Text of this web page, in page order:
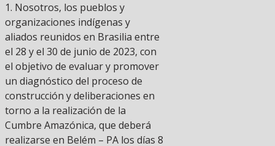
1. Nosotros, los pueblos y
organizaciones indígenas y
aliados reunidos en Brasilia entre
el 28 y el 30 de junio de 2023, con
el objetivo de evaluar y promover
un diagnóstico del proceso de
construcción y deliberaciones en
torno a la realización de la
Cumbre Amazónica, que deberá
realizarse en Belém – PA los días 8